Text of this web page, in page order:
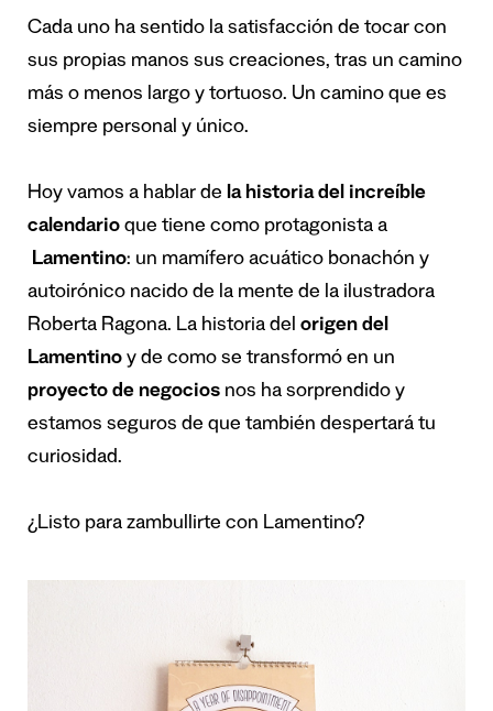
Cada uno ha sentido la satisfacción de tocar con
sus propias manos sus creaciones, tras un camino
más o menos largo y tortuoso. Un camino que es
siempre personal y único.
Hoy vamos a hablar de la historia del increíble
calendario que tiene como protagonista a
Lamentino: un mamífero acuático bonachón y
autoirónico nacido de la mente de la ilustradora
Roberta Ragona. La historia del origen del
Lamentino y de como se transformó en un
proyecto de negocios nos ha sorprendido y
estamos seguros de que también despertará tu
curiosidad.
¿Listo para zambullirte con Lamentino?